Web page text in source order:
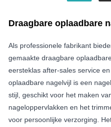
Draagbare oplaadbare
Als professionele fabrikant
gemaakte draagbare
eersteklas after-sales service
oplaadbare nagelvijl is een
stijl, geschikt voor het maken
nageloppervlakken en het
voor persoonlijke verzorging.